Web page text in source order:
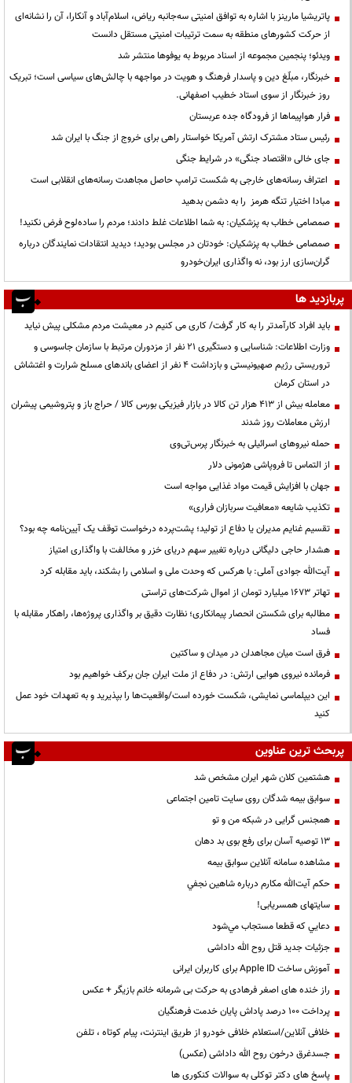
پاتریشیا مارینز با اشاره به توافق امنیتی سه‌جانبه ریاض، اسلام‌آباد و آنکارا، آن را نشانه‌ای
از حرکت کشورهای منطقه به سمت ترتیبات امنیتی مستقل دانست
ویدئو؛ پنجمین مجموعه از اسناد مربوط به یوفوها منتشر شد
خبرنگار، مبلّغ دین و پاسدار فرهنگ و هویت در مواجهه با چالش‌های سیاسی است؛ تبریک
روز خبرنگار از سوی استاد خطیب اصفهانی.
فرار هواپیماها از فرودگاه جده عربستان
رئیس ستاد مشترک ارتش آمریکا خواستار راهی برای خروج از جنگ با ایران شد
جای خالی «اقتصاد جنگی» در شرایط جنگی
اعتراف رسانه‌های خارجی به شکست ترامپ حاصل مجاهدت رسانه‌های انقلابی است
مبادا اختیار تنگه هرمز را به دشمن بدهید
صمصامی خطاب به پزشکیان: به شما اطلاعات غلط دادند؛ مردم را ساده‌لوح فرض نکنید!
صمصامی خطاب به پزشکیان: خودتان در مجلس بودید؛ دیدید انتقادات نمایندگان درباره
گران‌سازی ارز بود، نه واگذاری ایران‌خودرو
پربازدید ها
باید افراد کارآمدتر را به کار گرفت/ کاری می کنیم در معیشت مردم مشکلی پیش نیاید
وزارت اطلاعات: شناسایی و دستگیری ۲۱ نفر از مزدوران مرتبط با سازمان جاسوسی و
تروریستی رژیم صهیونیستی و بازداشت ۴ نفر از اعضای باندهای مسلح شرارت و اغتشاش
در استان کرمان
معامله بیش از ۴۱۳ هزار تن کالا در بازار فیزیکی بورس کالا / حراج باز و پتروشیمی پیشران
ارزش معاملات روز شدند
حمله نیروهای اسرائیلی به خبرنگار پرس‌تی‌وی
از التماس تا فروپاشی هژمونی دلار
جهان با افزایش قیمت مواد غذایی مواجه است
تکذیب شایعه «معافیت سربازان فراری»
تقسیم غنایم مدیران یا دفاع از تولید؛ پشت‌پرده درخواست توقف یک آیین‌نامه چه بود؟
هشدار حاجی دلیگانی درباره تغییر سهم دریای خزر و مخالفت با واگذاری امتیاز
آیت‌الله جوادی آملی: با هرکس که وحدت ملی و اسلامی را بشکند، باید مقابله کرد
تهاتر ۱۶۷۳ میلیارد تومان از اموال شرکت‌های تراستی
مطالبه برای شکستن انحصار پیمانکاری؛ نظارت دقیق بر واگذاری پروژه‌ها، راهکار مقابله با
فساد
فرق است میان مجاهدان در میدان و ساکتین
فرمانده نیروی هوایی ارتش: در دفاع از ملت ایران جان برکف خواهیم بود
این دیپلماسی نمایشی، شکست خورده است/واقعیت‌ها را بپذیرید و به تعهدات خود عمل
کنید
پربحث ترین عناوین
هشتمین کلان شهر ایران مشخص شد
سوابق بیمه شدگان روی سایت تامین اجتماعی
همجنس گرایی در شبکه من و تو
13 توصیه آسان برای رفع بوی بد دهان
مشاهده سامانه آنلاين سوابق بیمه
حكم آيت‌الله مكارم درباره شاهين نجفي
سایتهای همسریابی!
دعايي كه قطعا مستجاب مي‌شود
جزئیات جدید قتل روح الله داداشی
آموزش ساخت Apple ID برای کاربران ایرانی
راز خنده های اصغر فرهادی به حرکت بی شرمانه خانم بازیگر + عکس
پرداخت ۱۰۰ درصد پاداش پایان خدمت فرهنگیان
خلافی آنلاین/استعلام خلافی خودرو از طریق اینترنت، پیام کوتاه ، تلفن
جسدغرق درخون روح الله داداشی (عکس)
پاسخ های دکتر توکلی به سوالات کنکوری ها